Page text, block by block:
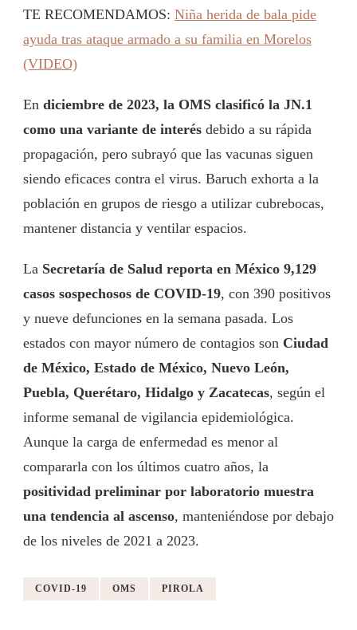
TE RECOMENDAMOS: Niña herida de bala pide
ayuda tras ataque armado a su familia en Morelos
(VIDEO)
En diciembre de 2023, la OMS clasificó la JN.1
como una variante de interés debido a su rápida
propagación, pero subrayó que las vacunas siguen
siendo eficaces contra el virus. Baruch exhorta a la
población en grupos de riesgo a utilizar cubrebocas,
mantener distancia y ventilar espacios.
La Secretaría de Salud reporta en México 9,129
casos sospechosos de COVID-19, con 390 positivos
y nueve defunciones en la semana pasada. Los
estados con mayor número de contagios son Ciudad
de México, Estado de México, Nuevo León,
Puebla, Querétaro, Hidalgo y Zacatecas, según el
informe semanal de vigilancia epidemiológica.
Aunque la carga de enfermedad es menor al
compararla con los últimos cuatro años, la
positividad preliminar por laboratorio muestra
una tendencia al ascenso, manteniéndose por debajo
de los niveles de 2021 a 2023.
COVID-19 OMS PIROLA